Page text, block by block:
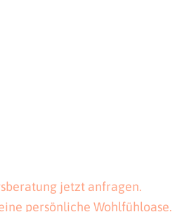
jetzt anfragen.
persönliche Wohlfühloase.